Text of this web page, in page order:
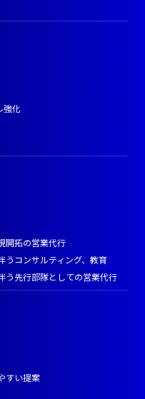
強化
開拓の営業代行
うコンサルティング、教育
う先行部隊としての営業代行
すい提案